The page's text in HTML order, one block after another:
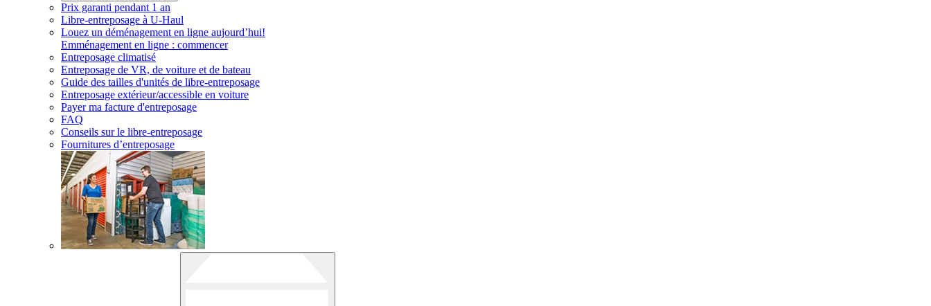
Prix garanti pendant 1 an
Libre-entreposage à U-Haul
Louez un déménagement en ligne aujourd’hui!
Emménagement en ligne : commencer
Entreposage climatisé
Entreposage de VR, de voiture et de bateau
Guide des tailles d'unités de libre-entreposage
Entreposage extérieur/accessible en voiture
Payer ma facture d'entreposage
FAQ
Conseils sur le libre-entreposage
Fournitures d’entreposage